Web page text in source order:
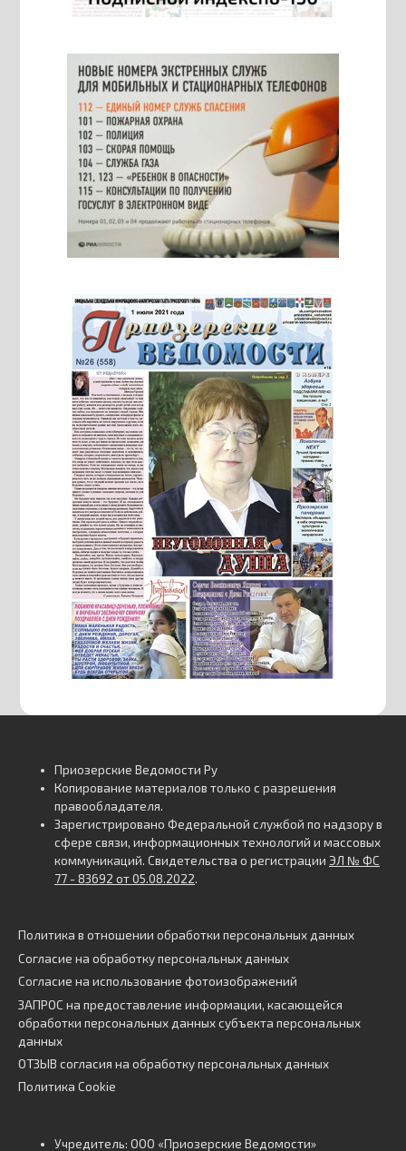
Приозерские Ведомости Ру
Копирование материалов только с разрешения
правообладателя.
Зарегистрировано Федеральной службой по надзору в
сфере связи, информационных технологий и массовых
коммуникаций. Свидетельства о регистрации ЭЛ № ФС
77 - 83692 от 05.08.2022.
Политика в отношении обработки персональных данных
Согласие на обработку персональных данных
Согласие на использование фотоизображений
ЗАПРОС на предоставление информации, касающейся
обработки персональных данных субъекта персональных
данных
ОТЗЫВ согласия на обработку персональных данных
Политика Cookie
Учредитель: ООО «Приозерские Ведомости»